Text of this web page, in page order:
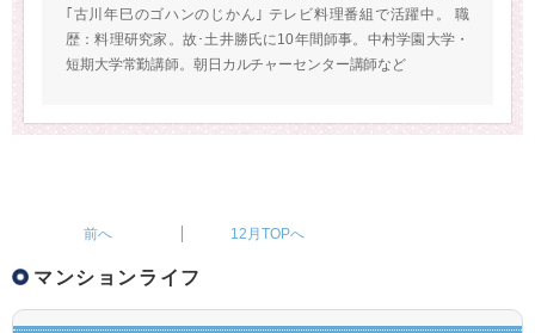
｢古川年巳のゴハンのじかん｣ テレビ料理番組で活躍中。 職
歴：料理研究家。故･土井勝氏に10年間師事。中村学園大学・
短期大学常勤講師。朝日カルチャーセンター講師など
12月TOPへ
マンションライフ